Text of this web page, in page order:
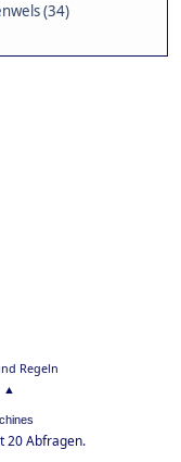
(34)
Regeln
▲
20 Abfragen.